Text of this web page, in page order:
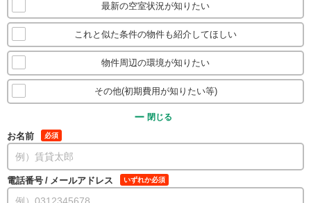
最新の空室状況が知りたい
これと似た条件の物件も紹介してほしい
物件周辺の環境が知りたい
その他(初期費用が知りたい等)
閉じる
お名前 必須
電話番号 / メールアドレス いずれか必須